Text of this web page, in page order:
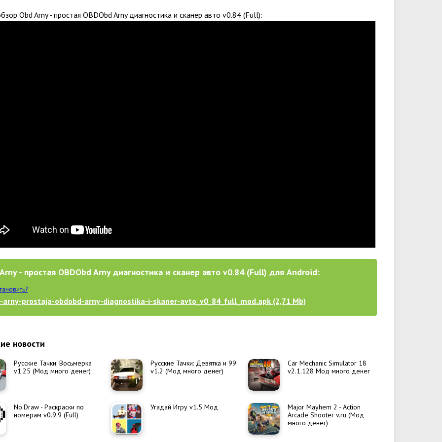
Obd Arny - простая OBDObd Arny диагностика и сканер авто v0.84 (Full):
- простая OBDObd Arny диагностика и сканер авто v0.84 (Full) для Android:
arny-prostaja-obdobd-arny-diagnostika-i-skaner-avto_v0_84_full_mod.apk (2,71 Mb)
новости
Русские Тачки: Восьмерка
v1.25 (Мод много денег)
Русские Тачки: Девятка и 99
v1.2 (Мод много денег)
Car Mechanic Simulator 18
v2.1.128 Мод много денег
No.Draw - Раскраски по
номерам v0.9.9 (Full)
Угадай Игру v1.5 Мод
Major Mayhem 2 - Action
Arcade Shooter v.ru (Мод
много денег)